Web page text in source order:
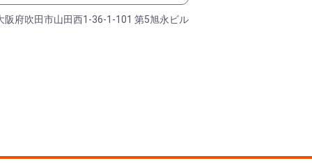
阪府吹田市山田西1-36-1-101 第5旭永ビル